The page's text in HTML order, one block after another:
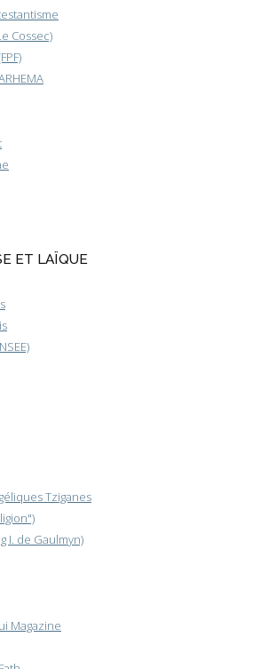
Cossec)
ET LAÏQUE
Tziganes
I. de Gaulmyn)
Magazine